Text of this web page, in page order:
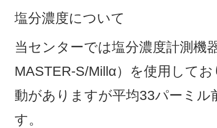
塩分濃度について
当センターでは塩分濃度計測機
MASTER-S/Millα）を使用して
動がありますが平均33パーミル
す。